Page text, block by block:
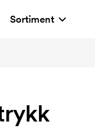
Sortiment